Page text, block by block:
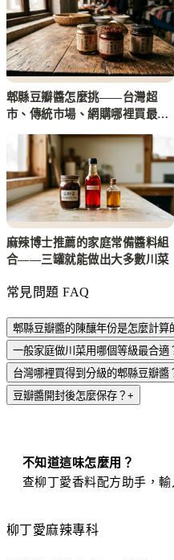
郫縣豆瓣醬怎麼挑——台灣超
市、傳統市場、網購哪裡買最划
麻辣博士推薦的家庭常備醬料組
合——三罐就能做出大多數川菜
常見問題 FAQ
郫縣豆瓣醬的陳釀年份是怎麼計算
一般家庭做川菜用哪個等級最合適
台灣哪裡買得到分級的郫縣豆瓣醬
豆瓣醬開封後怎麼保存？ +
不知道這味怎麼用？
查柳丁愛香料配方助手，輸
柳丁愛麻辣專科